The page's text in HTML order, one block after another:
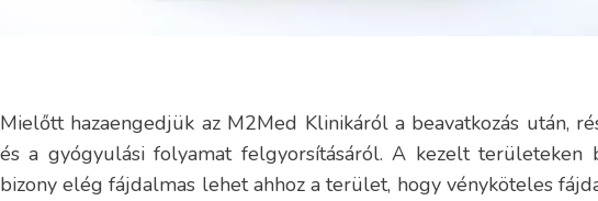
Mielőtt hazaengedjük az M2Med Klinikáról a beavatkozás után,
és a gyógyulási folyamat felgyorsításáról. A kezelt területeken
bizony elég fájdalmas lehet ahhoz a terület, hogy vényköteles